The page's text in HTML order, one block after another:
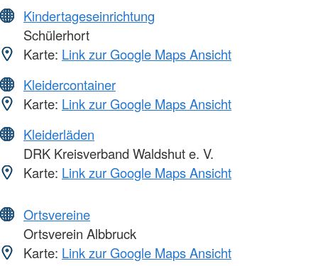
Kindertageseinrichtung
Schülerhort
Karte: Link zur Google Maps Ansicht
Kleidercontainer
Karte: Link zur Google Maps Ansicht
Kleiderläden
DRK Kreisverband Waldshut e. V.
Karte: Link zur Google Maps Ansicht
Ortsvereine
Ortsverein Albbruck
Karte: Link zur Google Maps Ansicht